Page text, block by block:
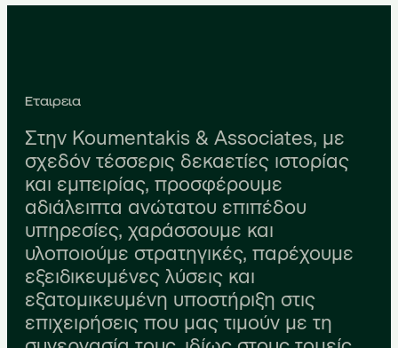
Εταιρεια
Στην Koumentakis & Associates, με
σχεδόν τέσσερις δεκαετίες ιστορίας
και εμπειρίας, προσφέρουμε
αδιάλειπτα ανώτατου επιπέδου
υπηρεσίες, χαράσσουμε και
υλοποιούμε στρατηγικές, παρέχουμε
εξειδικευμένες λύσεις και
εξατομικευμένη υποστήριξη στις
επιχειρήσεις που μας τιμούν με τη